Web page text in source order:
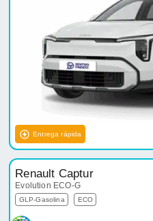
Entrega rápida
Renault Captur
Evolution ECO-G
GLP-Gasolina ECO